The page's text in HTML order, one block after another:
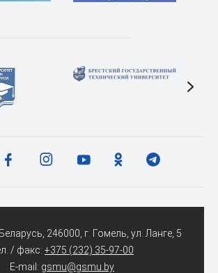
246000, г. Гомель, ул. Ланге, 5
/ факс: +375 (232) 35-97-00
E-mail: gsmu@gsmu.by